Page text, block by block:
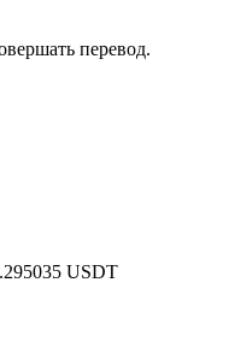
перевод.
USDT